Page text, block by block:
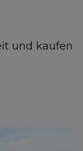
und kaufen